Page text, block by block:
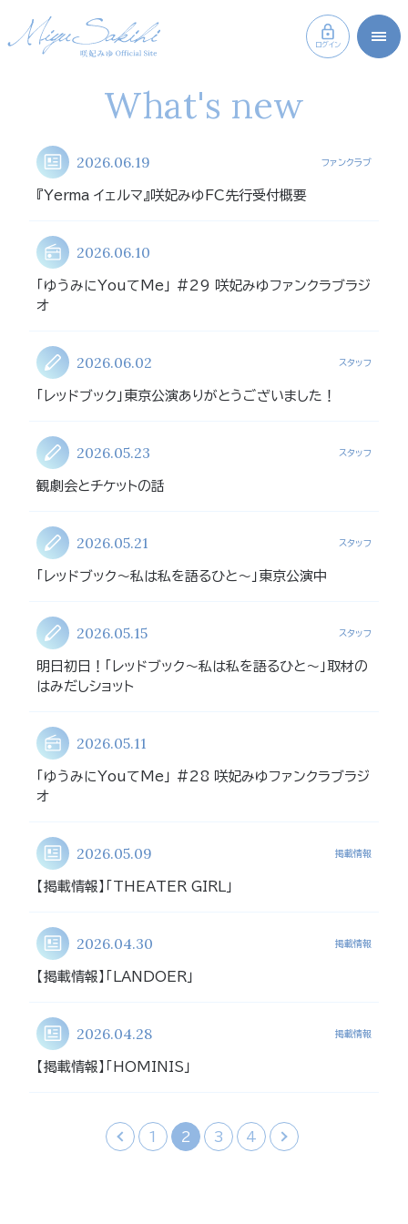
ログイン
What's new
2026.06.19 ファンクラブ
『Yerma イェルマ』咲妃みゆFC先行受付概要
2026.06.10
「ゆうみにYouてMe」 #29 咲妃みゆファンクラブラジ
オ
2026.06.02 スタッフ
「レッドブック」東京公演ありがとうございました！
2026.05.23 スタッフ
観劇会とチケットの話
2026.05.21 スタッフ
「レッドブック〜私は私を語るひと〜」東京公演中
2026.05.15 スタッフ
明日初日！「レッドブック〜私は私を語るひと〜」取材の
はみだしショット
2026.05.11
「ゆうみにYouてMe」 #28 咲妃みゆファンクラブラジ
オ
2026.05.09 掲載情報
【掲載情報】「THEATER GIRL」
2026.04.30 掲載情報
【掲載情報】「LANDOER」
2026.04.28 掲載情報
【掲載情報】「HOMINIS」
‹ 1 2 3 4 ›